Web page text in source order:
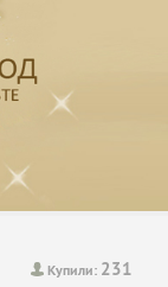
Купили: 231